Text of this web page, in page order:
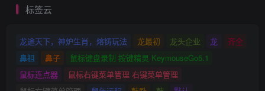
标签云
龙途天下，神炉生肖，熔铸玩法 龙最初 龙头企业 龙
齐全
鼻祖
鼻子
鼠标键盘录制 按键精灵 KeymouseGo5.1
鼠标连点器
鼠标右键菜单管理 右键菜单管理